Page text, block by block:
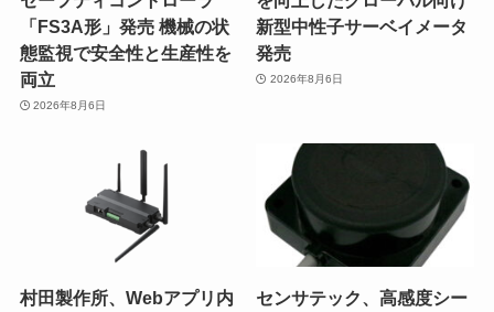
「FS3A形」発売 機械の状
態監視で安全性と生産性を
両立
2026年8月6日
新型中性子サーベイメータ
発売
2026年8月6日
村田製作所、Webアプリ内
センサテック、高感度シー